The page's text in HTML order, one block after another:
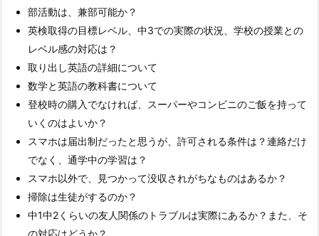
部活動は、兼部可能か？
英検取得の目標レベル、中3での実際の状況、学校の授業との
レベル感の対応は？
取り出し英語の詳細について
数学と英語の教科書について
登校時の購入でなければ、スーパーやコンビニのご飯を持って
いくのはよいか？
スマホは届出制だったと思うが、許可される条件は？連絡だけ
でなく、通学中の学習は？
スマホ以外で、見つかって没収されがちなものはあるか？
掃除は生徒がするのか？
中1中2くらいの友人関係のトラブルは実際にあるか？また、そ
の対応はどうか？